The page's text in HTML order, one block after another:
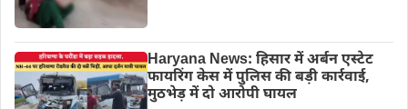
Haryana News: हिसार में अर्बन एस्टेट
फायरिंग केस में पुलिस की बड़ी कार्रवाई,
मुठभेड़ में दो आरोपी घायल